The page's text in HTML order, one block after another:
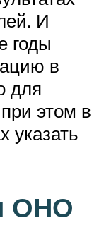
И
годы
в
для
этом в
указать
ОНО